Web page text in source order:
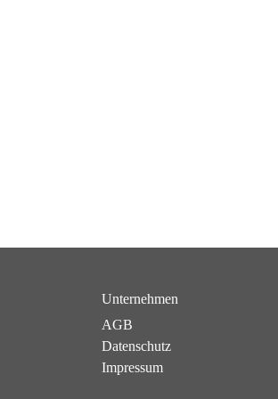
Unternehmen
AGB
Datenschutz
Impressum